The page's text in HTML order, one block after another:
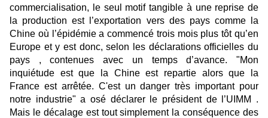
commercialisation, le seul motif tangible à une reprise de
la production est l’exportation vers des pays comme la
Chine où l’épidémie a commencé trois mois plus tôt qu’en
Europe et y estdonc, selon les déclarations officiellesdu
pays , contenues avec un temps d’avance."Mon
inquiétude est que la Chine est repartie alors que la
France est arrêtée. C'est un danger très important pour
notre industrie"a osé déclarer le président de l’UIMM .
Mais le décalage esttout simplement la conséquence des